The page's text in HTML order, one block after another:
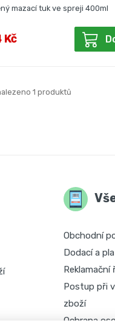
mazací tuk ve spreji 400ml
Kč
1 produktů
Obchodní
Dodací a
Reklamační
Postup při
zboží
Ochrana